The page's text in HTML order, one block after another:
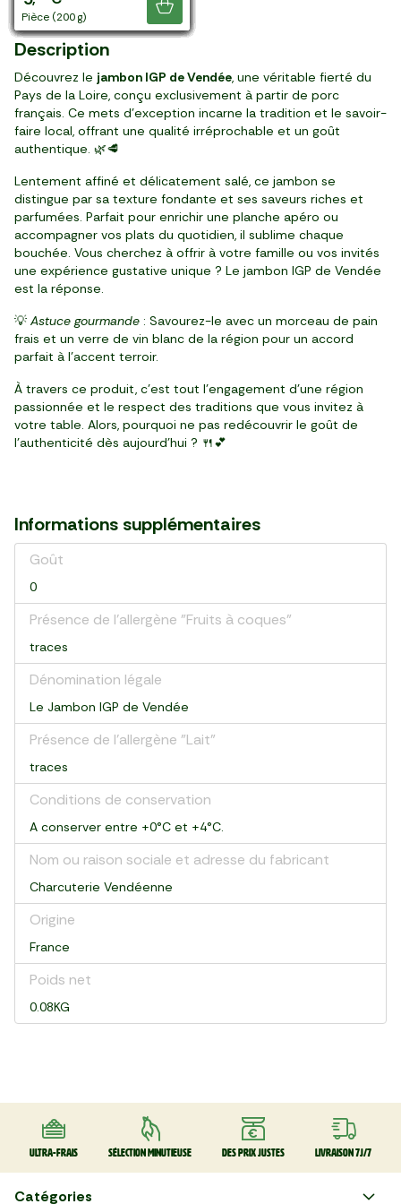
barquette (100 g)
4 tranches (220 g)
4 tranches (220 g)
4 tranches (220 g)
10 tranches (500 g)
6 tranches (110 g)
4 tranches (220 g)
barquette (70 g)
4 tranches (160 g)
2 tranches (80 g)
barquette (110 g)
14 tranches (100 g)
10 tranches (200 g)
10 tranches (200 g)
barquette (100 g)
pièce (1 kg)
barquette (80 g)
4 tranches (80 g)
4 tranches (80 g)
pièce (410 g)
barquette (100 g)
10 tranches (100 g)
pièce (200 g)
Je découvre
Description
Découvrez le jambon IGP de Vendée, une véritable fierté du
Pays de la Loire, conçu exclusivement à partir de porc
français. Ce mets d’exception incarne la tradition et le savoir-
faire local, offrant une qualité irréprochable et un goût
authentique. 🌿🥩
Lentement affiné et délicatement salé, ce jambon se
distingue par sa texture fondante et ses saveurs riches et
parfumées. Parfait pour enrichir une planche apéro ou
accompagner vos plats du quotidien, il sublime chaque
bouchée. Vous cherchez à offrir à votre famille ou vos invités
une expérience gustative unique ? Le jambon IGP de Vendée
est la réponse.
💡 Astuce gourmande : Savourez-le avec un morceau de pain
frais et un verre de vin blanc de la région pour un accord
parfait à l’accent terroir.
À travers ce produit, c'est tout l'engagement d'une région
passionnée et le respect des traditions que vous invitez à
votre table. Alors, pourquoi ne pas redécouvrir le goût de
l'authenticité dès aujourd’hui ? 🍴💕
Informations supplémentaires
Goût
0
Présence de l'allergène "Fruits à coques"
traces
Dénomination légale
Le Jambon IGP de Vendée
Présence de l'allergène "Lait"
traces
Conditions de conservation
A conserver entre +0°C et +4°C.
Nom ou raison sociale et adresse du fabricant
Charcuterie Vendéenne
Origine
France
Poids net
0.08KG
Ultra-frais Sélection minutieuse Des prix justes Livraison 7J/7
Catégories